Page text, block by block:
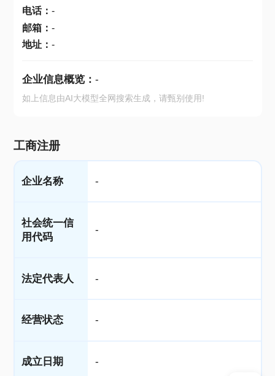
电话： -
邮箱： -
地址： -
企业信息概览： -
如上信息由AI大模型全网搜索生成，请甄别使用!
工商注册
企业名称 -
社会统一信
用代码
-
法定代表人 -
经营状态 -
成立日期 -